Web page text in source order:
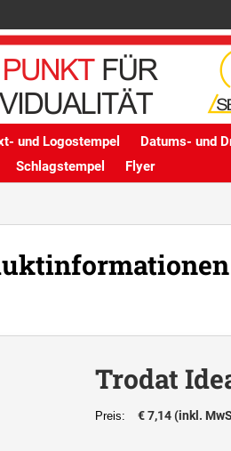
und Logostempel Datums- und
Schlagstempel
Flyer
Trodat
Preis: € 7,14 (inkl.